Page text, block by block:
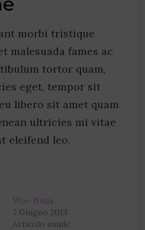
morbi tristique
malesuada fames ac
tortor quam,
eget, tempor sit
libero sit amet quam
ultricies mi vitae
eleifend leo.
Woo Ninja
7 Giugno 2013
Articolo simile